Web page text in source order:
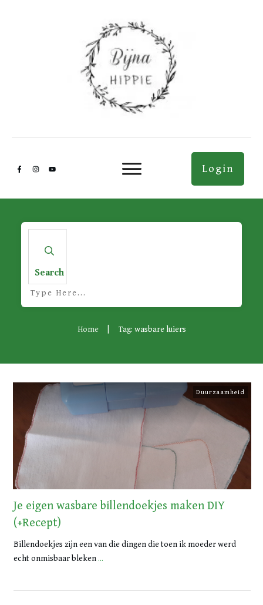
Login
Search
Home Tag: wasbare luiers
Duurzaamheid
Je eigen wasbare billendoekjes maken DIY
(+Recept)
Billendoekjes zijn een van die dingen die toen ik moeder werd
echt onmisbaar bleken...